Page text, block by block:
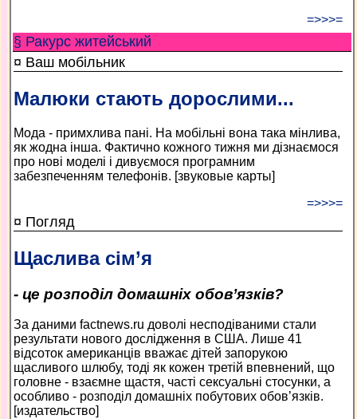
=>>>=
§ Ракурс житейський
¤ Ваш мобільник
Малюки стають дорослими...
Мода - примхлива пані. На мобільні вона така мінлива,
як жодна інша. Фактично кожного тижня ми дізнаємося
про нові моделі і дивуємося програмним
забезпеченням телефонів. [звуковые карты]
=>>>=
¤ Погляд
Щаслива сім’я
- це розподіл домашніх обов’язків?
За даними factnews.ru доволі несподіваними стали
результати нового дослідження в США. Лише 41
відсоток американців вважає дітей запорукою
щасливого шлюбу, тоді як кожен третій впевнений, що
головне - взаємне щастя, часті сексуальні стосунки, а
особливо - розподіл домашніх побутових обов’язків.
[издательство]